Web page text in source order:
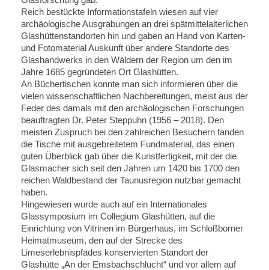
Reich bestückte Informationstafeln wiesen auf vier
archäologische Ausgrabungen an drei spätmittelalterlichen
Glashüttenstandorten hin und gaben an Hand von Karten-
und Fotomaterial Auskunft über andere Standorte des
Glashandwerks in den Wäldern der Region um den im
Jahre 1685 gegründeten Ort Glashütten.
An Büchertischen konnte man sich informieren über die
vielen wissenschaftlichen Nachbereitungen, meist aus der
Feder des damals mit den archäologischen Forschungen
beauftragten Dr. Peter Steppuhn (1956 – 2018). Den
meisten Zuspruch bei den zahlreichen Besuchern fanden
die Tische mit ausgebreitetem Fundmaterial, das einen
guten Überblick gab über die Kunstfertigkeit, mit der die
Glasmacher sich seit den Jahren um 1420 bis 1700 den
reichen Waldbestand der Taunusregion nutzbar gemacht
haben.
Hingewiesen wurde auch auf ein Internationales
Glassymposium im Collegium Glashütten, auf die
Einrichtung von Vitrinen im Bürgerhaus, im Schloßborner
Heimatmuseum, den auf der Strecke des
Limeserlebnispfades konservierten Standort der
Glashütte „An der Emsbachschlucht“ und vor allem auf